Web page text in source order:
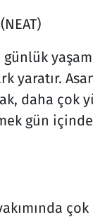
yaratır.
daha çok
gün